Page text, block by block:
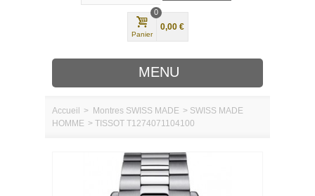
Panier
0
0,00 €
MENU
MARQUES
Accueil > Montres SWISS MADE > SWISS MADE
HOMME > TISSOT T1274071104100